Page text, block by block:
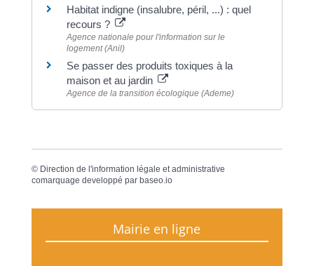
Habitat indigne (insalubre, péril, ...) : quel
recours ?
Agence nationale pour l'information sur le
logement (Anil)
Se passer des produits toxiques à la
maison et au jardin
Agence de la transition écologique (Ademe)
© Direction de l'information légale et administrative
comarquage developpé par baseo.io
Mairie en ligne